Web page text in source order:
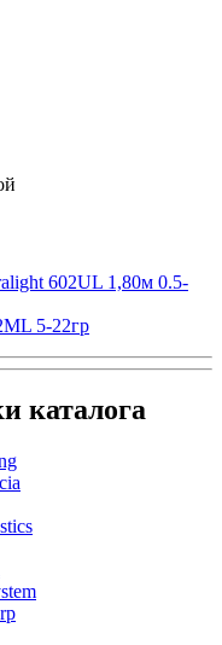
602UL 1,80м 0.5-
5-22гр
каталога